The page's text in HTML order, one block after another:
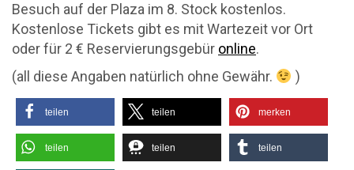
Besuch auf der Plaza im 8. Stock kostenlos.
Kostenlose Tickets gibt es mit Wartezeit vor Ort
oder für 2 € Reservierungsgebür online.
(all diese Angaben natürlich ohne Gewähr.
)
teilen teilen merken
teilen teilen teilen